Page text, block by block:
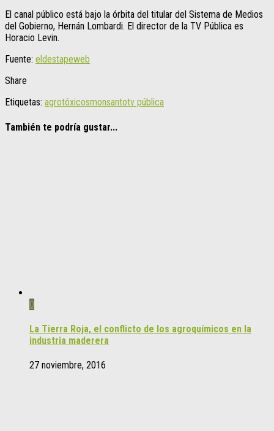
El canal público está bajo la órbita del titular del Sistema de Medios
del Gobierno, Hernán Lombardi. El director de la TV Pública es
Horacio Levin.
Fuente: eldestapeweb
Share
Etiquetas: agrotóxicosmonsantotv pública
También te podría gustar...
0
La Tierra Roja, el conflicto de los agroquímicos en la
industria maderera
27 noviembre, 2016